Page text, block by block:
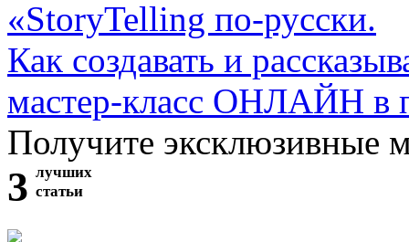
«StoryTelling по-русски.
Как создавать и
мастер-класс ОНЛАЙН в
Получите эксклюзивные
3 лучших
статьи